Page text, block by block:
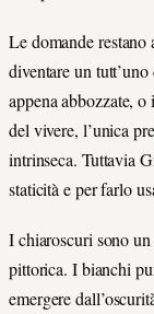
Le domande
diventare un
appena abbozzate,
del vivere, l’unica
intrinseca. Tuttavia
staticità e per farlo
I chiaroscuri sono
pittorica. I bianchi
emergere